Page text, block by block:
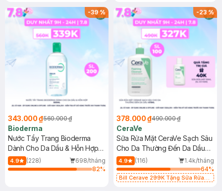
-39%
343.000 ₫560.000 ₫
Bioderma
Nước Tẩy Trang Bioderma
Dành Cho Da Dầu & Hỗn Hợp
500ml
4.9 (228)
698/tháng
82%
-23%
378.000 ₫490.000 ₫
CeraVe
Sữa Rửa Mặt CeraVe Sạch Sâu
Cho Da Thường Đến Da Dầu
473ml
4.9 (116)
1.4k/tháng
64%
Bill Cerave 299K Tặng Sữa Rửa